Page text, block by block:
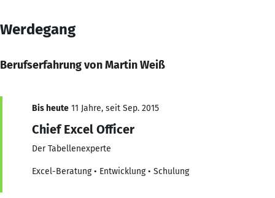
Werdegang
Berufserfahrung von Martin Weiß
Bis heute 11 Jahre, seit Sep. 2015
Chief Excel Officer
Der Tabellenexperte
Excel-Beratung • Entwicklung • Schulung